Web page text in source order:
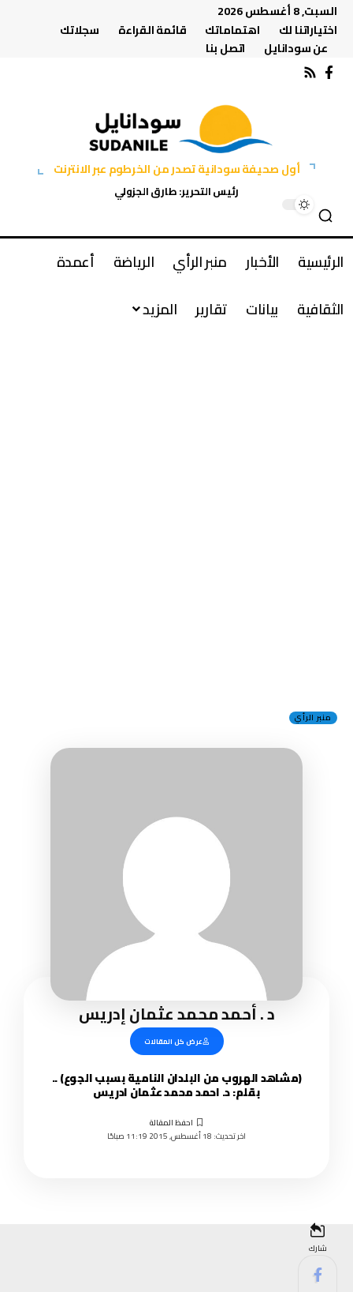
السبت, 8 أغسطس 2026
اختياراتنا لك
اهتماماتك قائمة القراءة
سجلاتك
عن سودانايل
اتصل بنا
أول صحيفة سودانية تصدر من الخرطوم عبر الانترنت
رئيس التحرير: طارق الجزولي
الرئيسية الأخبار منبر الرأي الرياضة
أعمدة
الثقافية
بيانات تقارير المزيد
منبر الرأي
د . أحمد محمد عثمان إدريس
عرض كل المقالات
(مشاهد الهروب من البلدان النامية بسبب الجوع) ..
بقلم: د. احمد محمد عثمان ادريس
اخر تحديث: 18 أغسطس, 2015 11:19 صباحًا
شارك